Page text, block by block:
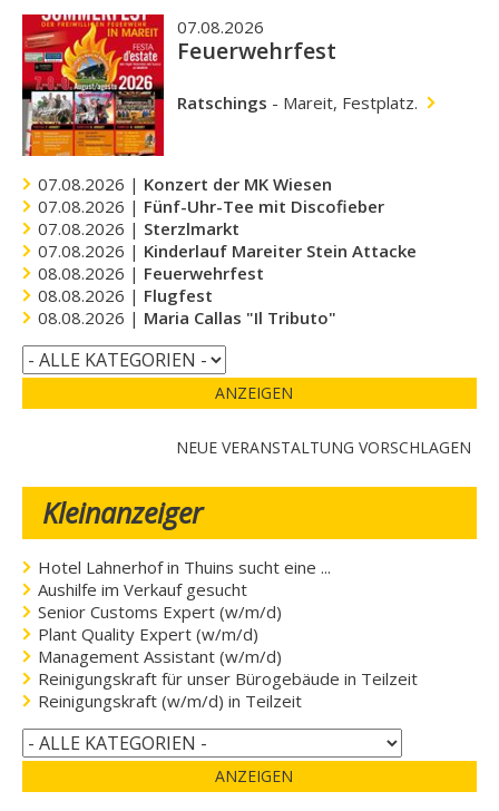
07.08.2026
Feuerwehrfest
Ratschings - Mareit, Festplatz.
07.08.2026 | Konzert der MK Wiesen
07.08.2026 | Fünf-Uhr-Tee mit Discofieber
07.08.2026 | Sterzlmarkt
07.08.2026 | Kinderlauf Mareiter Stein Attacke
08.08.2026 | Feuerwehrfest
08.08.2026 | Flugfest
08.08.2026 | Maria Callas "Il Tributo"
ANZEIGEN
NEUE VERANSTALTUNG VORSCHLAGEN
Kleinanzeiger
Hotel Lahnerhof in Thuins sucht eine ...
Aushilfe im Verkauf gesucht
Senior Customs Expert (w/m/d)
Plant Quality Expert (w/m/d)
Management Assistant (w/m/d)
Reinigungskraft für unser Bürogebäude in Teilzeit
Reinigungskraft (w/m/d) in Teilzeit
ANZEIGEN